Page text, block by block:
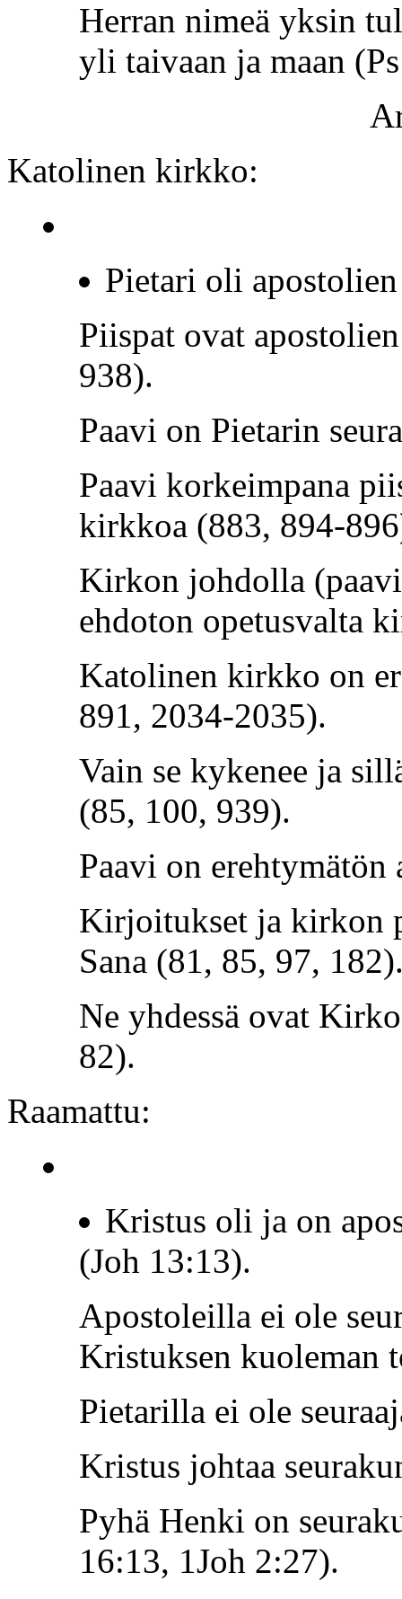
Herran nimeä yksin
yli taivaan ja maan
Katolinen kirkko:
Pietari oli
Piispat ovat
938).
Paavi on Pietarin
Paavi korkeimpana
kirkkoa (883, 894-
Kirkon johdolla
ehdoton opetusvalta
Katolinen kirkko on
891, 2034-2035).
Vain se kykenee ja
(85, 100, 939).
Paavi on erehtymätön
Kirjoitukset ja kirkon
Sana (81, 85, 97,
Ne yhdessä ovat
82).
Raamattu:
Kristus oli ja on
(Joh 13:13).
Apostoleilla ei ole
Kristuksen kuoleman
Pietarilla ei ole
Kristus johtaa
Pyhä Henki on
16:13, 1Joh 2:27).